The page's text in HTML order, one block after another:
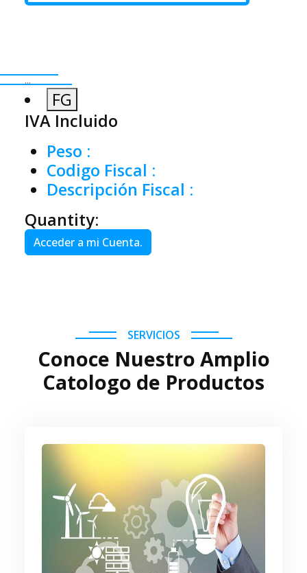
...
FG
IVA Incluido
Peso :
Codigo Fiscal :
Descripción Fiscal :
Quantity:
Acceder a mi Cuenta.
SERVICIOS
Conoce Nuestro Amplio
Catologo de Productos